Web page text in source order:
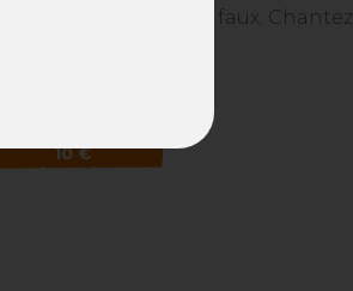
3h du mat. Chantez faux. Chantez
10 €